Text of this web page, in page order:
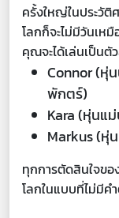
ครั้งใหญ่ในประวัติ
โลกก็จะไม่มีวันเห
คุณจะได้เล่นเป็นตั
Connor (หุ่
พักตร์)
Kara (หุ่นแ
Markus (หุ่
ทุกการตัดสินใจขอ
โลกในแบบที่ไม่มีค